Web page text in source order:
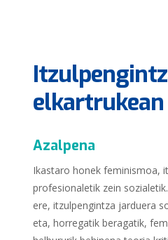
Azalpena
Ikastaro honek feminismoa,
profesionaletik zein
ere, itzulpengintza jarduera
eta, horregatik beragatik,